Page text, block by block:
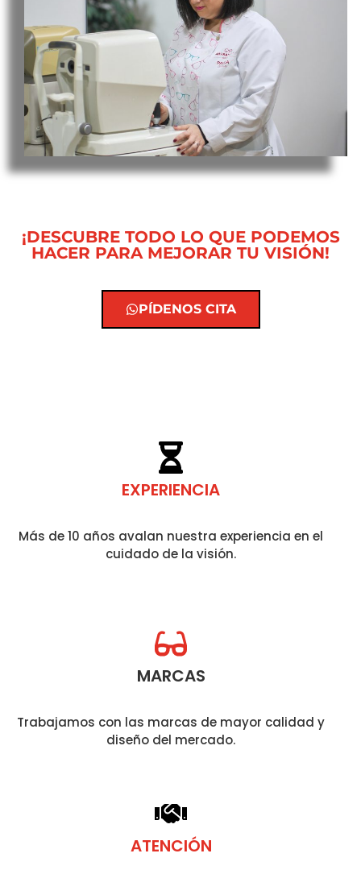
¡DESCUBRE TODO LO QUE PODEMOS
HACER PARA MEJORAR TU VISIÓN!
PÍDENOS CITA
EXPERIENCIA
Más de 10 años avalan nuestra experiencia en el
cuidado de la visión.
MARCAS
Trabajamos con las marcas de mayor calidad y
diseño del mercado.
ATENCIÓN